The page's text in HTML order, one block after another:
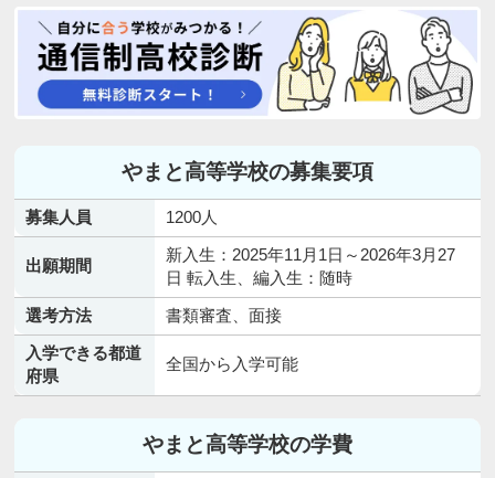
やまと高等学校の募集要項
募集人員 1200人
出願期間
新入生：2025年11月1日～2026年3月27
日 転入生、編入生：随時
選考方法
書類審査、面接
入学できる都道
府県
全国から入学可能
やまと高等学校の学費